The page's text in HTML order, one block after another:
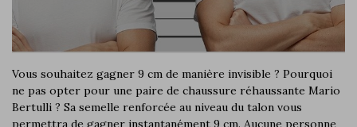
Vous souhaitez gagner 9 cm de manière invisible ? Pourquoi
ne pas opter pour une paire de chaussure réhaussante Mario
Bertulli ? Sa semelle renforcée au niveau du talon vous
permettra de gagner instantanément 9 cm. Aucune personne